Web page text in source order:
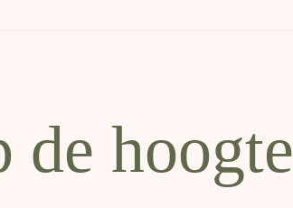
hoogte